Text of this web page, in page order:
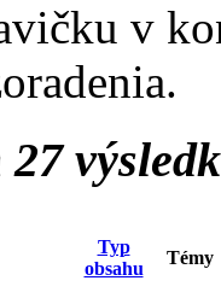
v
Typ
obsahu
Témy